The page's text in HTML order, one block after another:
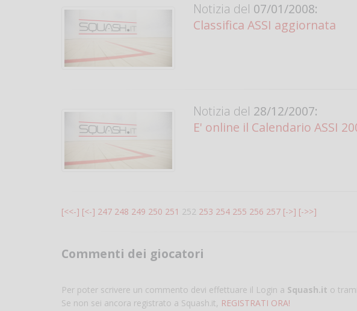
Notizia del 07/01/2008:
Classifica ASSI aggiornata
Notizia del 28/12/2007:
E' online il Calendario ASSI
[<<-] [<-] 247 248 249 250 251 252 253 254 255 256 257 [->] [->>]
Commenti dei giocatori
Per poter scrivere un commento devi effettuare il Login a Squash.it o
Se non sei ancora registrato a Squash.it, REGISTRATI ORA!